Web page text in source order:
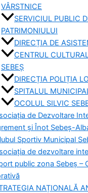
VÂRSTNICE
SERVICIUL PUBLIC
PATRIMONIULUI
DIRECȚIA DE
CENTRUL
SEBEȘ
DIRECȚIA POLIȚIA
SPITALUL
OCOLUL SILVIC
de Dezvoltare
și Înot Sebeș-
Sportiv Municipal
de dezvoltare
public zona Sebeș –
NAȚIONALĂ